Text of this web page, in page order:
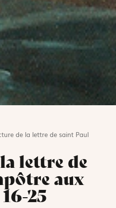
de la lettre de saint Paul
lettre de
aux
25